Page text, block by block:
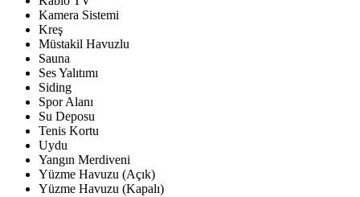
Kamera Sistemi
Kreş
Müstakil Havuzlu
Sauna
Ses Yalıtımı
Siding
Spor Alanı
Su Deposu
Tenis Kortu
Uydu
Yangın Merdiveni
Yüzme Havuzu (Açık)
Yüzme Havuzu (Kapalı)